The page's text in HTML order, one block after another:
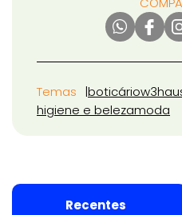
Temas boticário
higiene e belezamoda
Recentes